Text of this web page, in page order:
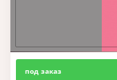
под заказ